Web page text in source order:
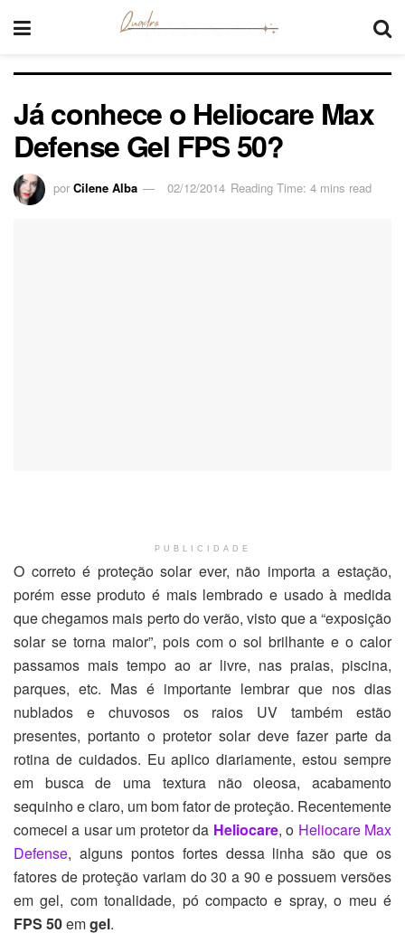
Já conhece o Heliocare Max
Defense Gel FPS 50?
por Cilene Alba 02/12/2014 Reading Time: 4 mins read
PUBLICIDADE
O correto é proteção solar ever, não importa a estação,
porém esse produto é mais lembrado e usado à medida
que chegamos mais perto do verão, visto que a “exposição
solar se torna maior”, pois com o sol brilhante e o calor
passamos mais tempo ao ar livre, nas praias, piscina,
parques, etc. Mas é importante lembrar que nos dias
nublados e chuvosos os raios UV também estão
presentes, portanto o protetor solar deve fazer parte da
rotina de cuidados. Eu aplico diariamente, estou sempre
em busca de uma textura não oleosa, acabamento
sequinho e claro, um bom fator de proteção. Recentemente
comecei a usar um protetor da Heliocare, o Heliocare Max
Defense, alguns pontos fortes dessa linha são que os
fatores de proteção variam do 30 a 90 e possuem versões
em gel, com tonalidade, pó compacto e spray, o meu é
FPS 50emgel.